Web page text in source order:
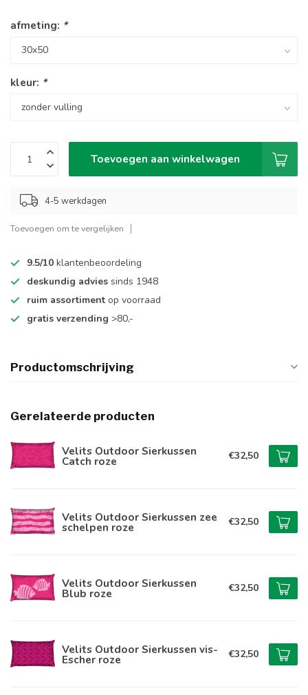
afmeting: *
kleur: *
Toevoegen aan winkelwagen
4-5 werkdagen
Toevoegen om te vergelijken
9.5/10 klantenbeoordeling
deskundig advies sinds 1948
ruim assortiment op voorraad
gratis verzending >80,-
Productomschrijving
Gerelateerde producten
Velits Outdoor Sierkussen
Catch roze €32,50
Velits Outdoor Sierkussen zee
schelpen roze €32,50
Velits Outdoor Sierkussen
Blub roze €32,50
Velits Outdoor Sierkussen vis-
Escher roze €32,50